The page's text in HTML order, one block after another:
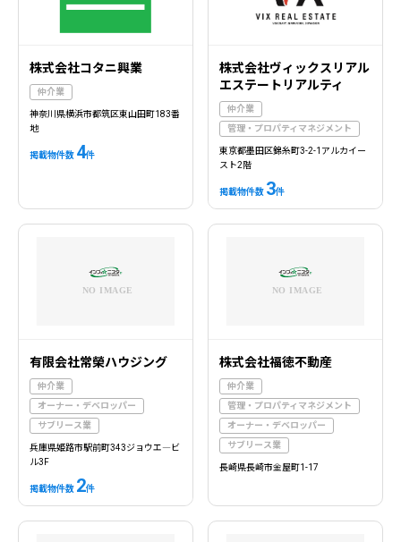
株式会社コタニ興業
仲介業
神奈川県横浜市都筑区東山田町183番
地
掲載物件数 4件
株式会社ヴィックスリアル
エステートリアルティ
仲介業
管理・プロパティマネジメント
東京都墨田区錦糸町3-2-1アルカイー
スト2階
掲載物件数 3件
有限会社常榮ハウジング
仲介業
オーナー・デベロッパー
サブリース業
兵庫県姫路市駅前町343ジョウエ―ビ
ル3F
掲載物件数 2件
株式会社福徳不動産
仲介業
管理・プロパティマネジメント
オーナー・デベロッパー
サブリース業
長崎県長崎市金屋町1-17